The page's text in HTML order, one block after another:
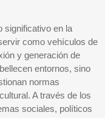
significativo en la
como vehículos de
y generación de
entornos, sino
normas
A través de los
sociales, políticos